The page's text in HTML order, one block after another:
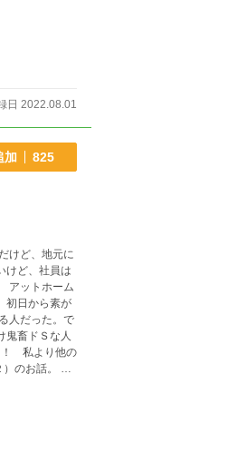
日 2022.08.01
加 825
けど、地元に
けど、社員は
アットホーム
初日から素が
鬼畜ドＳな人